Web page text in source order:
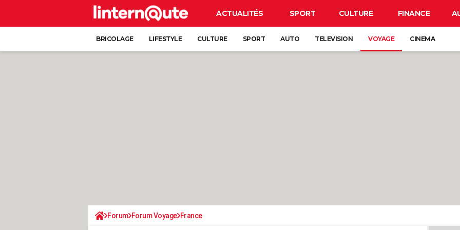
ACTUALITÉS SPORT CULTURE FINANCE
BRICOLAGE LIFESTYLE CULTURE SPORT AUTO TELEVISION VOYAGE CINEMA
Forum Forum Voyage France